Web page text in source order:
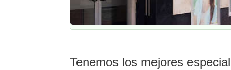
Tenemos los mejores